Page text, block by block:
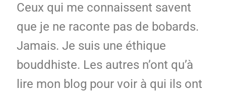
Ceux qui me connaissent savent
que je ne raconte pas de bobards.
Jamais. Je suis une éthique
bouddhiste. Les autres n’ont qu’à
lire mon blog pour voir à qui ils ont